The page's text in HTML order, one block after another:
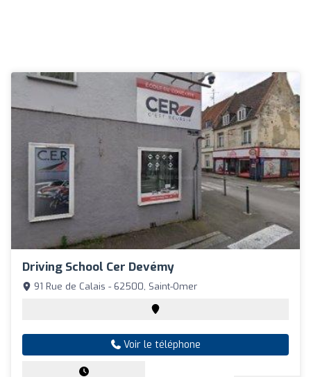
Driving School Cer Devémy
91 Rue de Calais - 62500, Saint-Omer
Voir le téléphone